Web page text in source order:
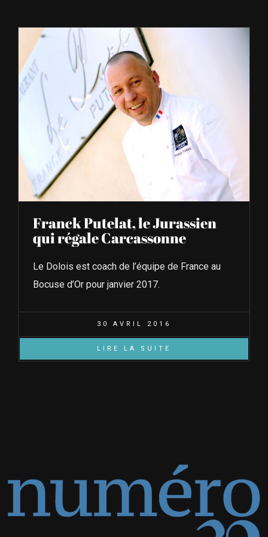
À L’AGENDA
OÙ TROUVER NUMÉRO 39
LIRE NUMÉRO 39
Franck Putelat, le Jurassien
qui régale Carcassonne
Le Dolois est coach de l’équipe de France au
Bocuse d’Or pour janvier 2017.
30 AVRIL 2016
LIRE LA SUITE